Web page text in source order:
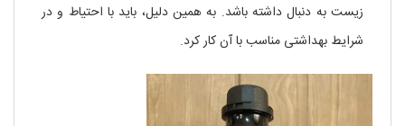
زیست به دنبال داشته باشد. به همین دلیل، باید با احتیاط و در
شرایط بهداشتی مناسب با آن کار کرد.